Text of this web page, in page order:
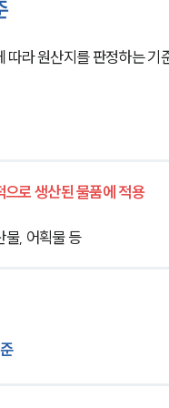
따라 원산지를 판정하는 기
으로 생산된 물품에 적용
물, 어획물 등